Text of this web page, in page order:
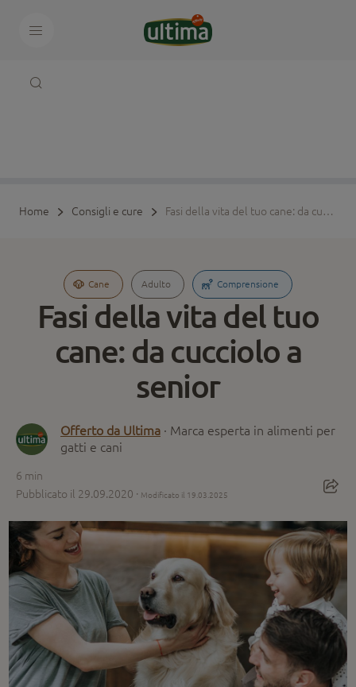
Home Consigli e cure Fasi della vita del tuo cane: da cucciolo a senior
Cane Adulto Comprensione
Fasi della vita del tuo
cane: da cucciolo a
senior
Offerto da Ultima · Marca esperta in alimenti per
gatti e cani
6 min
Pubblicato il 29.09.2020 · Modificato il 19.03.2025